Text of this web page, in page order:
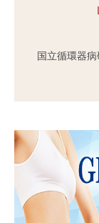
国立循環器